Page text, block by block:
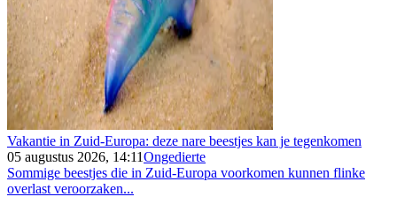
Vakantie in Zuid-Europa: deze nare beestjes kan je tegenkomen
05 augustus 2026, 14:11Ongedierte
Sommige beestjes die in Zuid-Europa voorkomen kunnen flinke
overlast veroorzaken...